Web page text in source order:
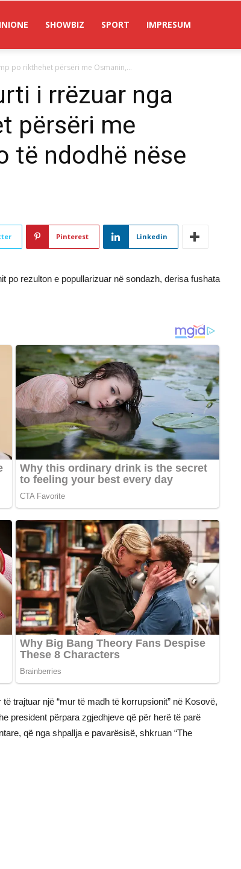
SHOWBIZ SPORT IMPRESUM
po rikthehet përsëri me Osmanin,...
i rrëzuar nga
përsëri me
të ndodhë nëse
Pinterest Linkedin
po rezulton e popullarizuar në sondazh, derisa fushata
trajtuar një “mur të madh të korrupsionit” në Kosovë,
president përpara zgjedhjeve që për herë të parë
që nga shpallja e pavarësisë, shkruan “The